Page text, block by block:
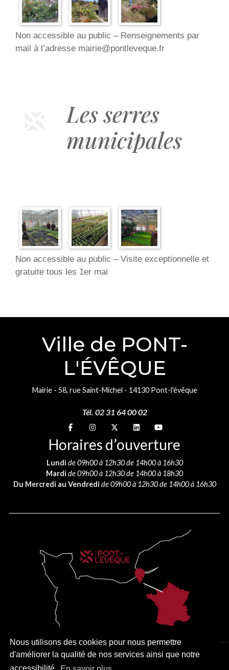
Nous utilisons des cookies pour nous permettre
d'améliorer la qualité de nos services ainsi que notre
Non accessible au public – Renseignements par
mail à l’adresse mairie@pontleveque.fr
Les serres
municipales
Non accessible au public – Visite exceptionnelle et
gratuite tous les 1er mai
Ville de PONT-
L'ÉVÊQUE
Mairie - 58, rue Saint-Michel - 14130 Pont-l'évêque
Tél. 02 31 64 00 02
Suivez-nous sur
Suivez-nous sur
Suivez-nous sur
Suivez-nous sur
Suivez-nous sur
Horaires d’ouverture
Lundi de 09h00 à 12h30 de 14h00 à 16h30
Mardi de 09h00 à 12h30 de 14h00 à 18h30
Du Mercredi au Vendredi de 09h00 à 12h30 de 14h00 à 16h30
PLAN DU SITE MENTIONS LÉGALES ACCESSIBILITÉ